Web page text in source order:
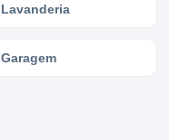
Lavanderia
Garagem